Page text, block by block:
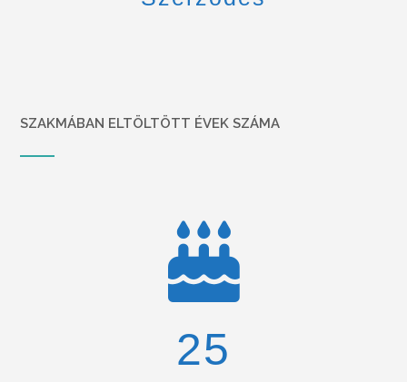
SZAKMÁBAN ELTÖLTÖTT ÉVEK SZÁMA
26